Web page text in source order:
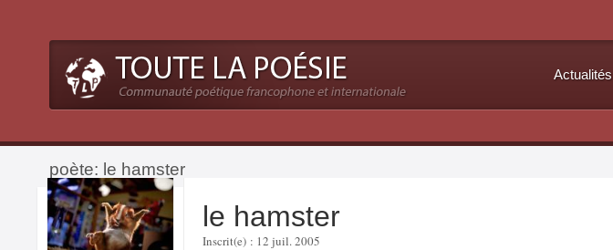
Actualités
poète: le hamster
le hamster
Inscrit(e) : 12 juil. 2005